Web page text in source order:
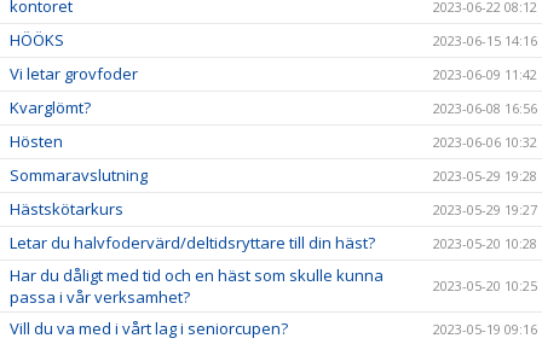
kontoret 2023-06-22 08:12
HÖÖKS 2023-06-15 14:16
Vi letar grovfoder 2023-06-09 11:42
Kvarglömt? 2023-06-08 16:56
Hösten 2023-06-06 10:32
Sommaravslutning 2023-05-29 19:28
Hästskötarkurs 2023-05-29 19:27
Letar du halvfodervärd/deltidsryttare till din häst? 2023-05-20 10:28
Har du dåligt med tid och en häst som skulle kunna
passa i vår verksamhet?
2023-05-20 10:25
Vill du va med i vårt lag i seniorcupen? 2023-05-19 09:16